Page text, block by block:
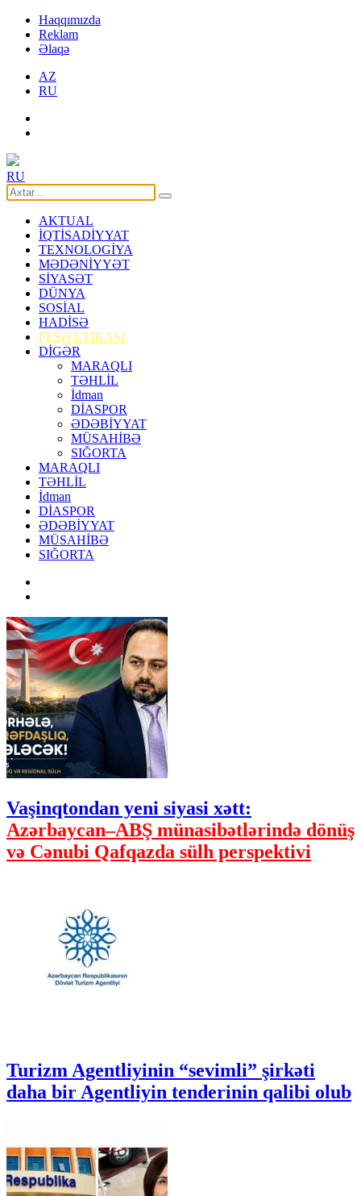
Haqqımızda
Reklam
Əlaqə
AZ
RU
RU
AKTUAL
İQTİSADİYYAT
TEXNOLOGİYA
MƏDƏNİYYƏT
SİYASƏT
DÜNYA
SOSİAL
HADİSƏ
PEŞƏ ETİKASI
DİGƏR
MARAQLI
TƏHLİL
İdman
DİASPOR
ƏDƏBİYYAT
MÜSAHİBƏ
SIĞORTA
MARAQLI
TƏHLİL
İdman
DİASPOR
ƏDƏBİYYAT
MÜSAHİBƏ
SIĞORTA
Vaşinqtondan yeni siyasi xətt:
Azərbaycan–ABŞ münasibətlərində dönüş
və Cənubi Qafqazda sülh perspektivi
Turizm Agentliyinin “sevimli” şirkəti
daha bir Agentliyin tenderinin qalibi olub